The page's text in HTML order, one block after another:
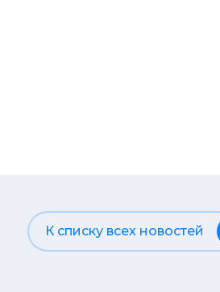
К списку всех новостей